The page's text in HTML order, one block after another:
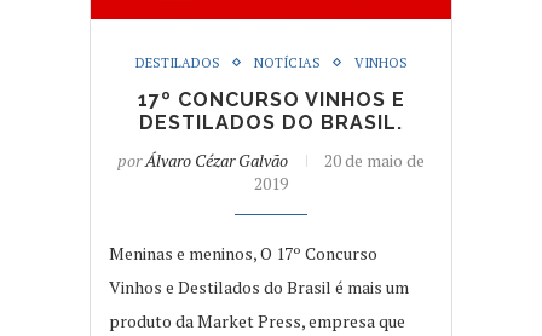
DESTILADOS NOTÍCIAS VINHOS
17º CONCURSO VINHOS E
DESTILADOS DO BRASIL.
porÁlvaro Cézar Galvão
20 de maio de
2019
Meninas e meninos, O 17º Concurso
Vinhos e Destilados do Brasil é mais um
produto da Market Press, empresa que